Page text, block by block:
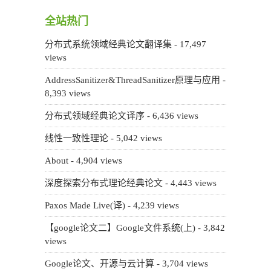
全站热门
分布式系统领域经典论文翻译集 - 17,497
views
AddressSanitizer&ThreadSanitizer原理与应用 -
8,393 views
分布式领域经典论文译序 - 6,436 views
线性一致性理论 - 5,042 views
About - 4,904 views
深度探索分布式理论经典论文 - 4,443 views
Paxos Made Live(译) - 4,239 views
【google论文二】Google文件系统(上) - 3,842
views
Google论文、开源与云计算 - 3,704 views